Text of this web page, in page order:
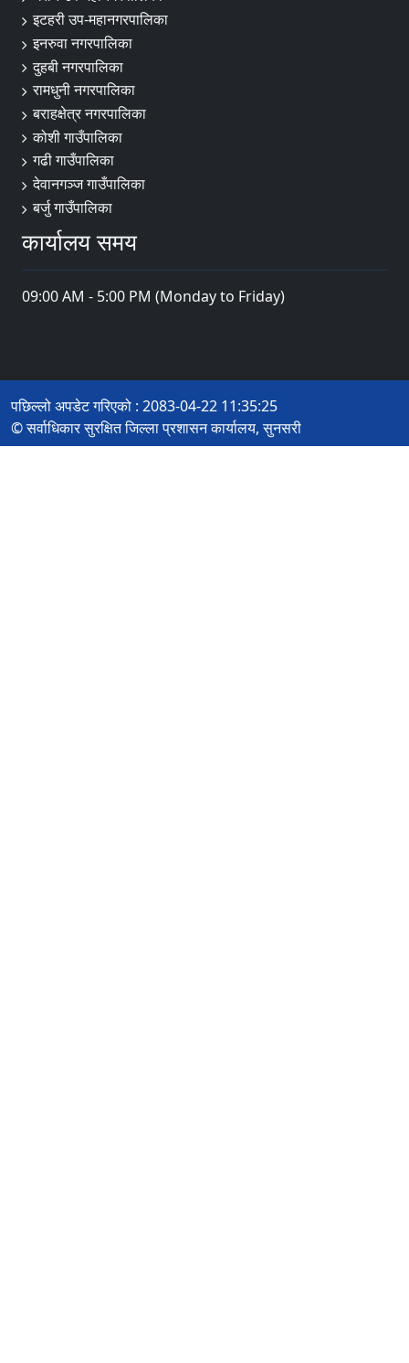
इटहरी उप-महानगरपालिका
इनरुवा नगरपालिका
दुहबी नगरपालिका
रामधुनी नगरपालिका
बराहक्षेत्र नगरपालिका
कोशी गाउँपालिका
गढी गाउँपालिका
देवानगञ्ज गाउँपालिका
बर्जु गाउँपालिका
कार्यालय समय
09:00 AM - 5:00 PM (Monday to Friday)
पछिल्लो अपडेट गरिएको : 2083-04-22 11:35:25
© सर्वाधिकार सुरक्षित जिल्ला प्रशासन कार्यालय, सुनसरी